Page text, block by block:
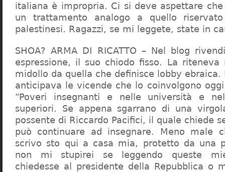
italiana è impropria. Ci si deve aspettare
un trattamento analogo a quello
palestinesi. Ragazzi, se mi leggete, state in
SHOA? ARMA DI RICATTO – Nel blog
espressione, il suo chiodo fisso. La
midollo da quella che definisce lobby ebraica.
anticipava le vicende che lo coinvolgono
“Poveri insegnanti e nelle università e
superiori. Se appena sgarrano di una
possente di Riccardo Pacifici, il quale chiede
può continuare ad insegnare. Meno male
scrivo sto qui a casa mia, protetto da una
non mi stupirei se leggendo queste
chiedesse al presidente della Repubblica o